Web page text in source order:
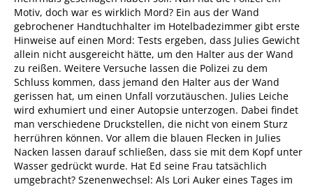
Motiv, doch war es wirklich Mord? Ein aus der Wand
gebrochener Handtuchhalter im Hotelbadezimmer gibt erste
Hinweise auf einen Mord: Tests ergeben, dass Julies Gewicht
allein nicht ausgereicht hätte, um den Halter aus der Wand
zu reißen. Weitere Versuche lassen die Polizei zu dem
Schluss kommen, dass jemand den Halter aus der Wand
gerissen hat, um einen Unfall vorzutäuschen. Julies Leiche
wird exhumiert und einer Autopsie unterzogen. Dabei findet
man verschiedene Druckstellen, die nicht von einem Sturz
herrühren können. Vor allem die blauen Flecken in Julies
Nacken lassen darauf schließen, dass sie mit dem Kopf unter
Wasser gedrückt wurde. Hat Ed seine Frau tatsächlich
umgebracht? Szenenwechsel: Als Lori Auker eines Tages im